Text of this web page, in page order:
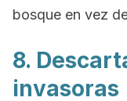
bosque en vez
8.
invasoras